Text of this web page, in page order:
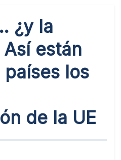
¿y la
están
los
de la UE